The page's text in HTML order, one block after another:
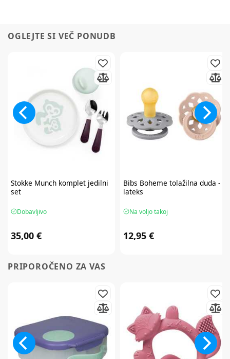
OGLEJTE SI VEČ PONUDB
Stokke Munch komplet jedilni
set
Dobavljivo
35,00 €
Bibs Boheme tolažilna duda -
lateks
Na voljo takoj
12,95 €
PRIPOROČENO ZA VAS